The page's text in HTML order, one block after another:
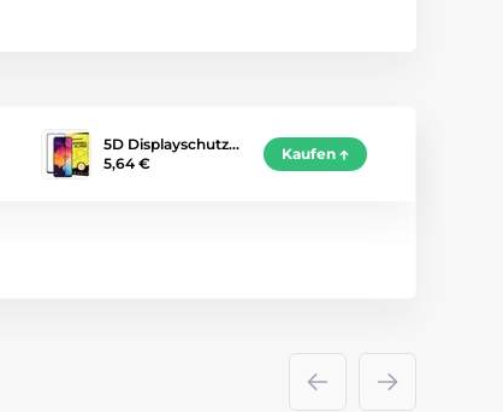
5D Displayschutz…
5,64 €
Kaufen